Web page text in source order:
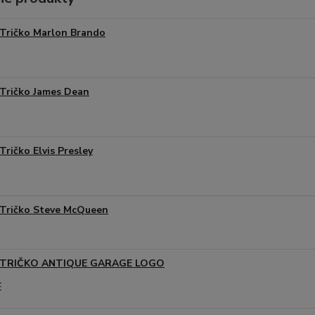
Marlon Brando
James Dean
Elvis Presley
Steve McQueen
ANTIQUE GARAGE LOGO